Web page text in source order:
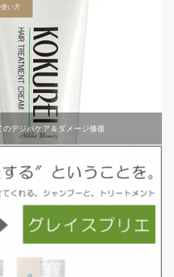
い方
デジパケア＆ダメージ修復